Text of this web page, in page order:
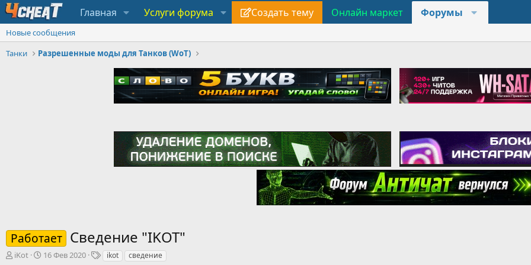
Главная Услуги форума Создать тему Онлайн маркет Форумы
Новые сообщения
Танки
Разрешенные моды для Танков (WoT)
Работает Сведение "IKOT"
А
iKot
Д
16 Фев 2020
Тikot сведение